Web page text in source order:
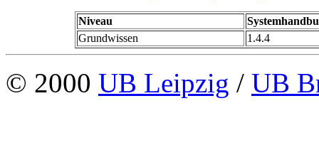
Niveau
Grundwissen
1.4.4
© 2000 UB Leipzig / UB